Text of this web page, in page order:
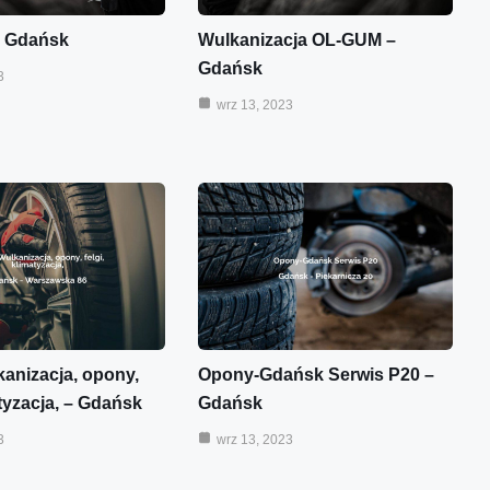
Gdańsk
Wulkanizacja OL-GUM –
Gdańsk
wrz 13, 2023
opony,
– Gdańsk
Opony-Gdańsk Serwis P20 –
Gdańsk
wrz 13, 2023